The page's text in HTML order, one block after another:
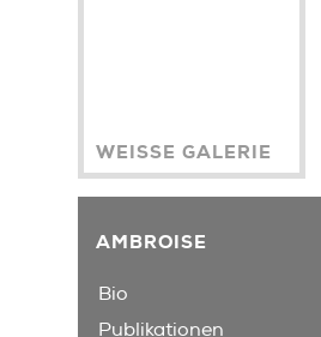
WEISSE GALERIE
AMBROISE
Bio
Publikationen